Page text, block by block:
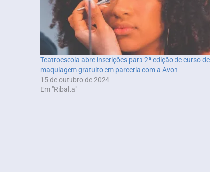
Teatroescola abre inscrições para 2ª edição de curso de
maquiagem gratuito em parceria com a Avon
15 de outubro de 2024
Em "Ribalta"